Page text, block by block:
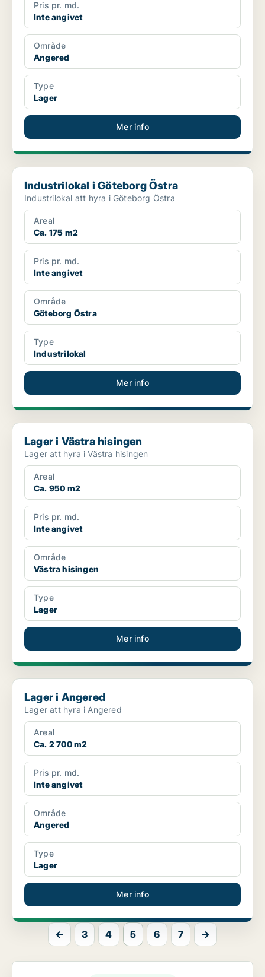
Pris pr. md.
Inte angivet
Område
Angered
Type
Lager
Mer info
Industrilokal i Göteborg Östra
Industrilokal i Göteborg Östra
Industrilokal att hyra i Göteborg Östra
Areal
Ca. 175 m2
Pris pr. md.
Inte angivet
Område
Göteborg Östra
Type
Industrilokal
Mer info
Lager i Västra hisingen
Lager i Västra hisingen
Lager att hyra i Västra hisingen
Areal
Ca. 950 m2
Pris pr. md.
Inte angivet
Område
Västra hisingen
Type
Lager
Mer info
Lager i Angered
Lager i Angered
Lager att hyra i Angered
Areal
Ca. 2 700 m2
Pris pr. md.
Inte angivet
Område
Angered
Type
Lager
Mer info
← 3 4 5 6 7 →